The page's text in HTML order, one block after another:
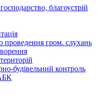
благоустрій
гром. слухань
будівельний контроль